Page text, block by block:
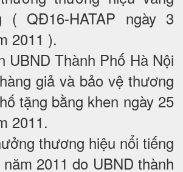
( QĐ16-HATAP ngày 3
2011 ).
UBND Thành Phố Hà Nội
giả và bảo vệ thương
tặng bằng khen ngày 25
2011.
thương hiệu nổi tiếng
2011 do UBND thành